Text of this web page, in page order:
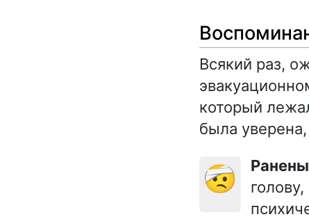
Всякий раз,
который
была
🤕